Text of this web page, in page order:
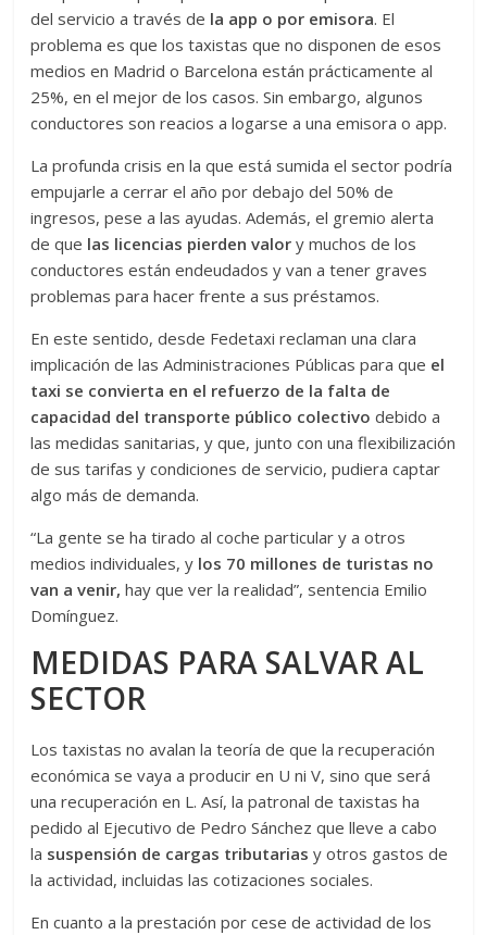
del servicio a través de la app o por emisora. El
problema es que los taxistas que no disponen de esos
medios en Madrid o Barcelona están prácticamente al
25%, en el mejor de los casos. Sin embargo, algunos
conductores son reacios a logarse a una emisora o app.
La profunda crisis en la que está sumida el sector podría
empujarle a cerrar el año por debajo del 50% de
ingresos, pese a las ayudas. Además, el gremio alerta
de que las licencias pierden valor y muchos de los
conductores están endeudados y van a tener graves
problemas para hacer frente a sus préstamos.
En este sentido, desde Fedetaxi reclaman una clara
implicación de las Administraciones Públicas para que el
taxi se convierta en el refuerzo de la falta de
capacidad del transporte público colectivo debido a
las medidas sanitarias, y que, junto con una flexibilización
de sus tarifas y condiciones de servicio, pudiera captar
algo más de demanda.
“La gente se ha tirado al coche particular y a otros
medios individuales, y los 70 millones de turistas no
van a venir, hay que ver la realidad”, sentencia Emilio
Domínguez.
MEDIDAS PARA SALVAR AL
SECTOR
Los taxistas no avalan la teoría de que la recuperación
económica se vaya a producir en U ni V, sino que será
una recuperación en L. Así, la patronal de taxistas ha
pedido al Ejecutivo de Pedro Sánchez que lleve a cabo
la suspensión de cargas tributarias y otros gastos de
la actividad, incluidas las cotizaciones sociales.
En cuanto a la prestación por cese de actividad de los